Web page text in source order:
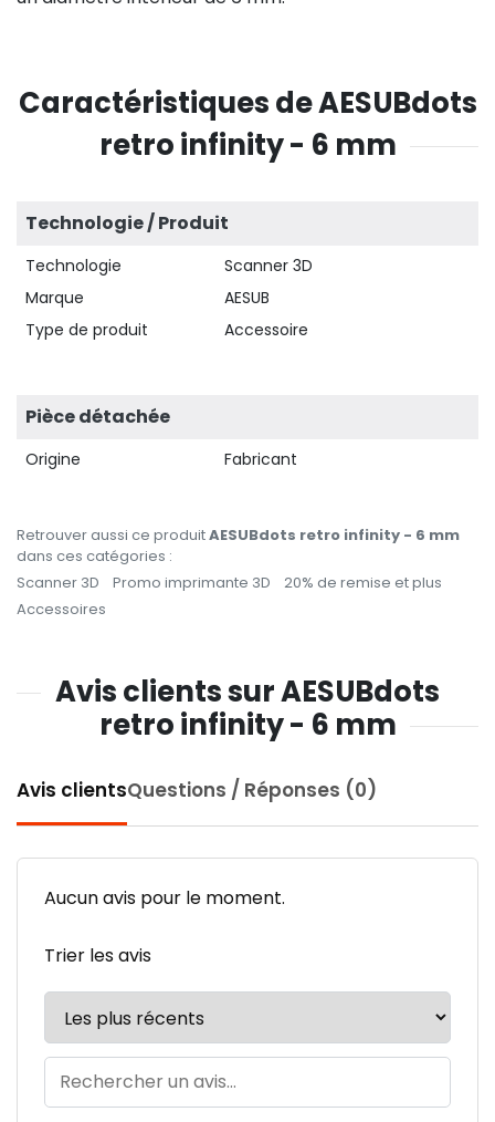
Caractéristiques de AESUBdots
retro infinity - 6 mm
Technologie / Produit
Technologie
Scanner 3D
Marque
AESUB
Type de produit
Accessoire
Pièce détachée
Origine Fabricant
Retrouver aussi ce produitAESUBdots retro infinity - 6 mm
dans ces catégories :
Scanner 3D
Promo imprimante 3D
20% de remise et plus
Accessoires
Avis clients sur AESUBdots
retro infinity - 6 mm
Avis clientsQuestions / Réponses (0)
Aucun avis pour le moment.
Trier les avis